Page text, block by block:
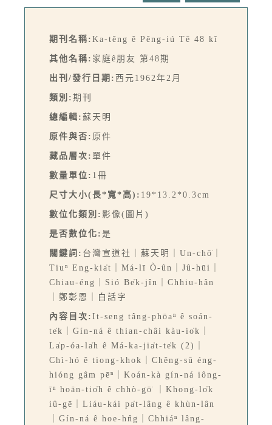
期刊名稱: Ka-têng ê Pêng-iú Tē 48 kî
其他名稱: 家庭ê朋友 第48期
出刊/發行日期: 西元1962年2月
類別: 期刊
總編輯: 蘇天明
原件與否: 原件
藏品層次: 單件
數量單位: 1冊
尺寸大小(長*寬*高): 19*13.2*0.3cm
數位化類別: 影像(圖片)
是否數位化: 是
關鍵詞: 台灣宣道社｜蘇天明｜Un-chō͘｜
Tiuⁿ Eng-kia̍t｜Má-lī Ò-ûn｜Jû-hūi｜
Chiau-éng｜Sió Be̍k-jîn｜Chhiu-hân
｜鄭彰恩｜白話字
內容目次: It-seng tâng-phōaⁿ ê soán-
te̍k｜Gín-ná ê thian-châi kàu-io̍k｜
La̍p-óa-la̍h ê Má-ka-jia̍t-te̍k (2)｜
Chì-hó ê tiong-khok｜Chêng-sū éng-
hióng gâm pēⁿ｜Koán-kà gín-ná iông-
īⁿ hoān-tio̍h ê chhò-gō͘ ｜Khong-lo̍k
iû-gē｜Liáu-kái pa̍t-lâng ê khùn-lân
｜Gín-ná ê hoe-hn̂g｜Chhiáⁿ lâng-